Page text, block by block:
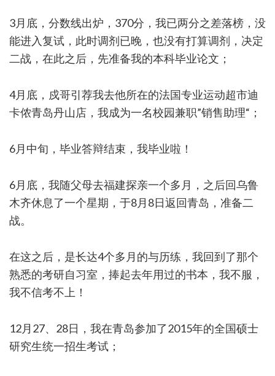
3月底，分数线出炉，370分，我已两分之差落榜，没
能进入复试，此时调剂已晚，也没有打算调剂，决定
二战，在此之后，先准备我的本科毕业论文；
4月底，戍哥引荐我去他所在的法国专业运动超市迪
卡侬青岛丹山店，我成为一名校园兼职”销售助理“；
6月中旬，毕业答辩结束，我毕业啦！
6月底，我随父母去福建探亲一个多月，之后回乌鲁
木齐休息了一个星期，于8月8日返回青岛，准备二
战。
在这之后，是长达4个多月的与历练，我回到了那个
熟悉的考研自习室，捧起去年用过的书本，我不服，
我不信考不上！
12月27、28日，我在青岛参加了2015年的全国硕士
研究生统一招生考试；